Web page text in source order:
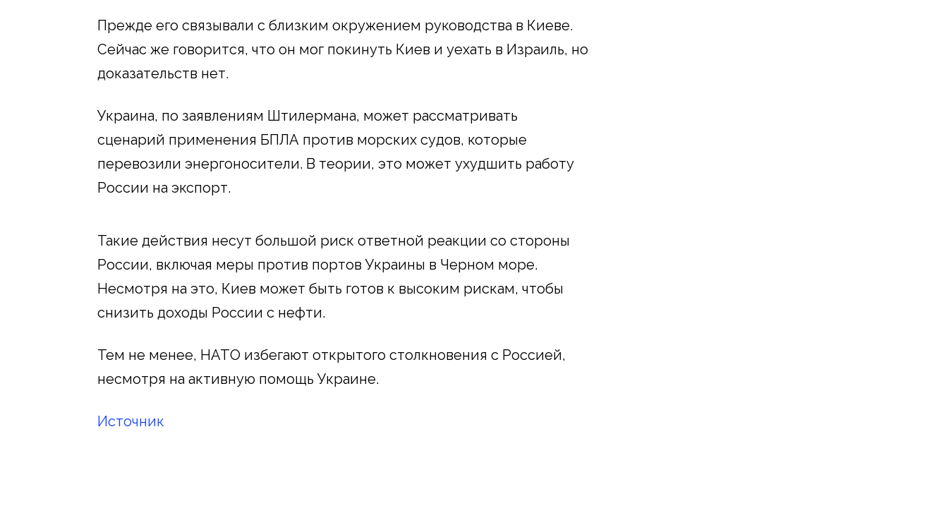
Прежде его связывали с близким окружением руководства в Киеве.
Сейчас же говорится, что он мог покинуть Киев и уехать в Израиль, но
доказательств нет.
Украина, по заявлениям Штилермана, может рассматривать
сценарий применения БПЛА против морских судов, которые
перевозили энергоносители. В теории, это может ухудшить работу
России на экспорт.
Такие действия несут большой риск ответной реакции со стороны
России, включая меры против портов Украины в Черном море.
Несмотря на это, Киев может быть готов к высоким рискам, чтобы
снизить доходы России с нефти.
Тем не менее, НАТО избегают открытого столкновения с Россией,
несмотря на активную помощь Украине.
Источник